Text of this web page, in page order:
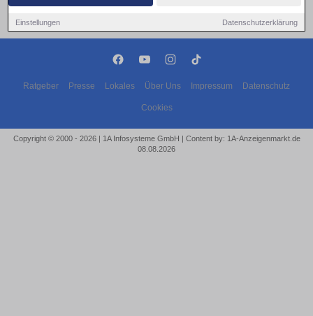
Einstellungen Datenschutzerklärung
Ratgeber Presse Lokales Über Uns Impressum Datenschutz
Cookies
Copyright © 2000 - 2026 | 1A Infosysteme GmbH | Content by: 1A-Anzeigenmarkt.de
08.08.2026